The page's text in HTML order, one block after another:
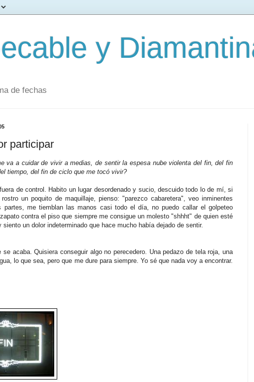
y
de fechas
participar
va a cuidar de vivir a medias, de sentir la espesa nube violenta del fin, del fin
tiempo, del fin de ciclo que me tocó vivir?
de control. Habito un lugar desordenado y sucio, descuido todo lo de mí, si
un poquito de maquillaje, pienso: "parezco cabaretera", veo inminentes
partes, me tiemblan las manos casi todo el día, no puedo callar el golpeteo
contra el piso que siempre me consigue un molesto "shhht" de quien esté
siento un dolor indeterminado que hace mucho había dejado de sentir.
se acaba. Quisiera conseguir algo no perecedero. Una pedazo de tela roja, una
lo que sea, pero que me dure para siempre. Yo sé que nada voy a encontrar.